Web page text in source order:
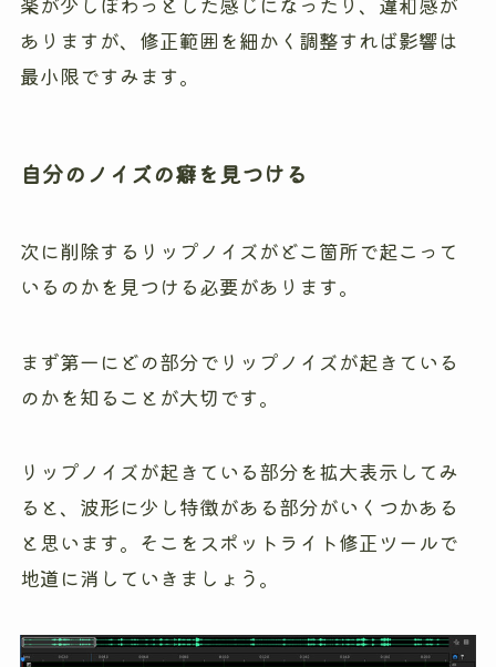
ありますが、修正範囲を細かく調整すれば影響は
最小限ですみます。
自分のノイズの癖を見つける
次に削除するリップノイズがどこ箇所で起こって
いるのかを見つける必要があります。
まず第一にどの部分でリップノイズが起きている
のかを知ることが大切です。
リップノイズが起きている部分を拡大表示してみ
ると、波形に少し特徴がある部分がいくつかある
と思います。そこをスポットライト修正ツールで
地道に消していきましょう。